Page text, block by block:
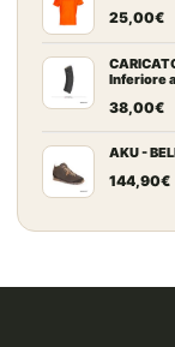
25,00€
Inferiore
38,00€
AKU -
144,90€